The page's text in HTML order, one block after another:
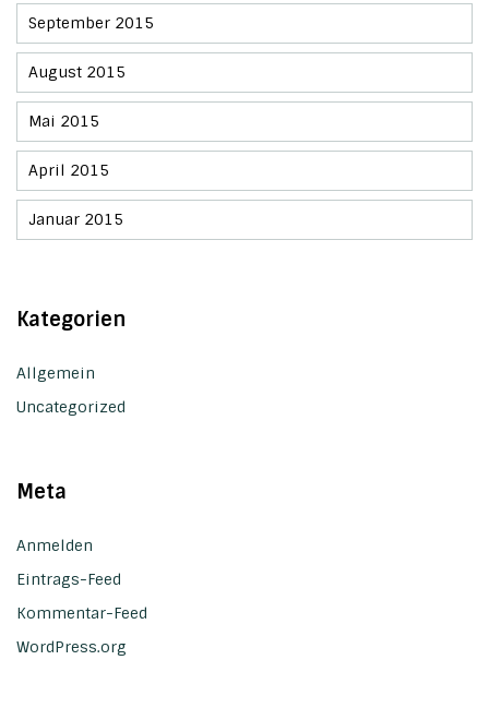
September 2015
August 2015
Mai 2015
April 2015
Januar 2015
Kategorien
Allgemein
Uncategorized
Meta
Anmelden
Eintrags-Feed
Kommentar-Feed
WordPress.org